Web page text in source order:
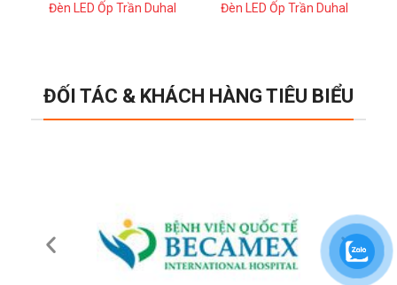
Đèn LED Ốp Trần Duhal Đèn LED Ốp Trần Duhal
ĐỐI TÁC & KHÁCH HÀNG TIÊU BIỂU